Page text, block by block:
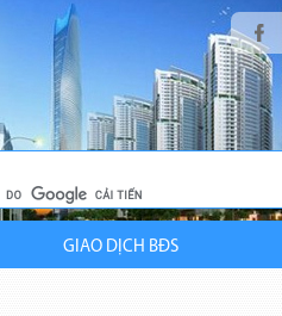
GIAO DỊCH BĐS